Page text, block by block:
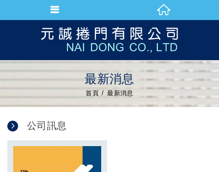
最新消息
首頁 最新消息
公司訊息